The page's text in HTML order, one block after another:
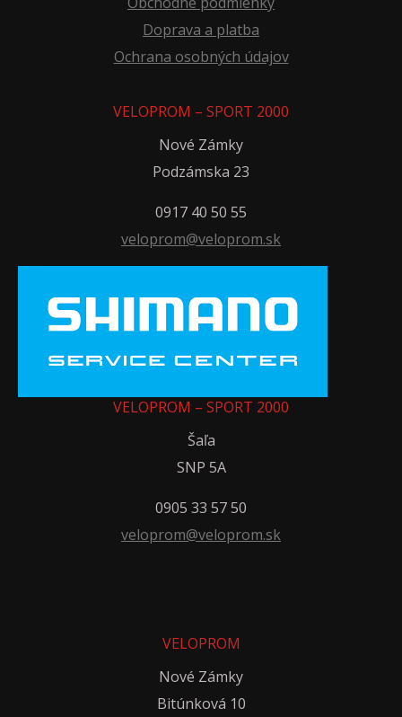
Doprava a platba
Ochrana osobných údajov
VELOPROM – SPORT 2000
Nové Zámky
Podzámska 23
0917 40 50 55
veloprom@veloprom.sk
VELOPROM – SPORT 2000
Šaľa
SNP 5A
0905 33 57 50
veloprom@veloprom.sk
VELOPROM
Nové Zámky
Bitúnková 10